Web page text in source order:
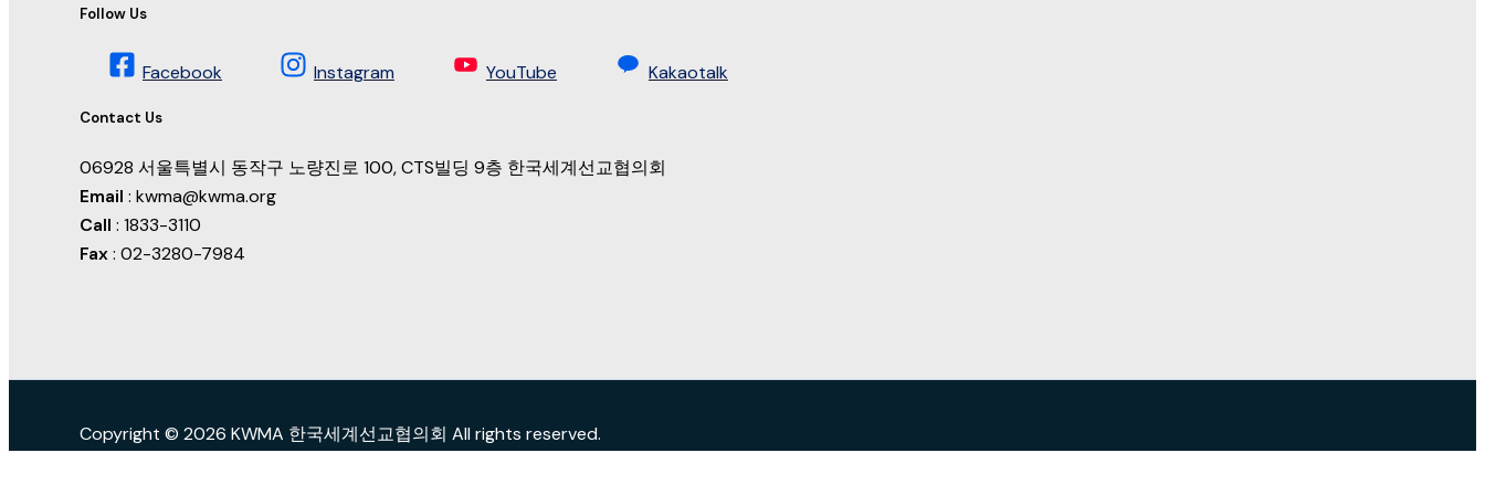
Follow Us
Facebook Instagram YouTube Kakaotalk
Contact Us
06928 서울특별시 동작구 노량진로 100, CTS빌딩 9층 한국세계선교협의회
Email : kwma@kwma.org
Call : 1833-3110
Fax: 02-3280-7984
Copyright © 2026 KWMA 한국세계선교협의회 All rights reserved.